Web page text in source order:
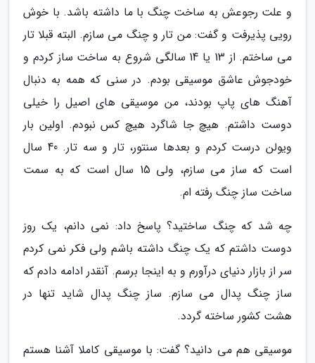
و علت رجوعش به ساخت چنگ با ما داشته باشد. با خوش
رویی پذیرفت و گفت: من تار و چنگ می سازم. البته قبلا تار
می ساختم. از 13 یا 14 سالگی شروع به ساخت ساز کردم و
خودجوش عاشق موسیقی بودم. در سنی که همه به دنبال
آهنگ های پاپ بودند، من موسیقی های اصیل را خیلی
دوست داشتم. هیچ جا شاگرد هیچ کس نبودم. اولین بار
ویولن درست کردم و بعدها سنتور، تار و سه تار. 40 سال
است که ساز می سازم، ولی 15 سال است که به سمت
ساخت ساز چنگ رفته ام.
چه شد که چنگ ساختید؟ پاسخ داد: نمی دانم، یک روز
دوست داشتم که یک چنگ داشته باشم ولی فکر نمی کردم
سر از بازار دنیای درآورم و به اینجا برسم. آنقدر ادامه دادم که
ساز چنگ پدال می سازم. ساز چنگ پدال شاید تنها در
هشت کشور ساخته گردد.
موسیقی هم می دانید؟ گفت: با موسیقی کاملا آشنا هستم